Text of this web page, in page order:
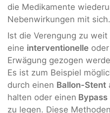
die Medikamente
Nebenwirkungen mit sich.
Ist die Verengung zu
eine interventionelle oder
Erwägung gezogen
Es ist zum Beispiel
durch einen Ballon-Stent
halten oder einen Bypass
zu legen. Diese